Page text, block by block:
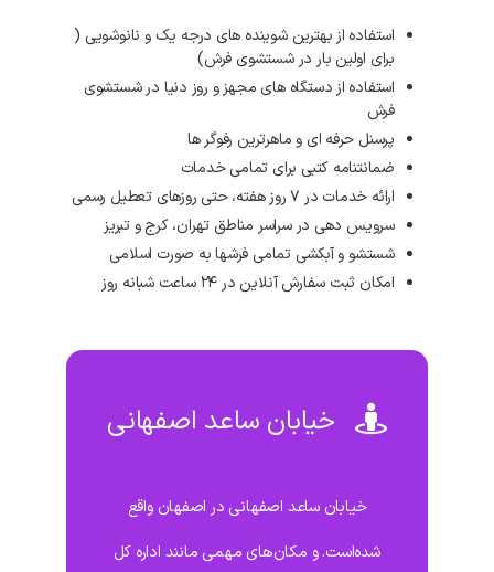
استفاده از بهترین شوینده های درجه یک و نانوشویی (
برای اولین بار در شستشوی فرش)
استفاده از دستگاه های مجهز و روز دنیا در شستشوی
فرش
پرسنل حرفه ای و ماهرترین رفوگر ها
ضمانتنامه کتبی برای تمامی خدمات
ارائه خدمات در ۷ روز هفته، حتی روزهای تعطیل رسمی
سرویس دهی در سراسر مناطق تهران، کرج و تبریز
شستشو و آبکشی تمامی فرشها به صورت اسلامی
امکان ثبت سفارش آنلاین در ۲۴ ساعت شبانه روز
خیابان ساعد اصفهانی
خیابان ساعد اصفهانی در اصفهان واقع
شده‌است. و مکان‌های مهمی مانند اداره کل